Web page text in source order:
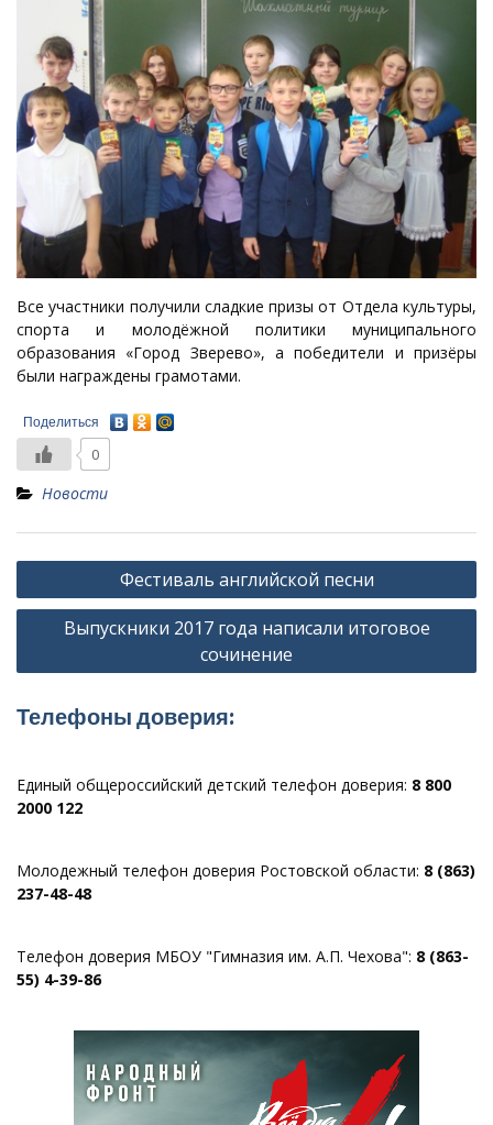
Все участники получили сладкие призы от Отдела культуры,
спорта и молодёжной политики муниципального
образования «Город Зверево», а победители и призёры
были награждены грамотами.
Поделиться
0
Новости
Навигация
по
записям
Фестиваль английской песни
Выпускники 2017 года написали итоговое
сочинение
Телефоны доверия:
Единый общероссийский детский телефон доверия: 8 800
2000 122
Молодежный телефон доверия Ростовской области: 8 (863)
237-48-48
Телефон доверия МБОУ "Гимназия им. А.П. Чехова": 8 (863-
55) 4-39-86